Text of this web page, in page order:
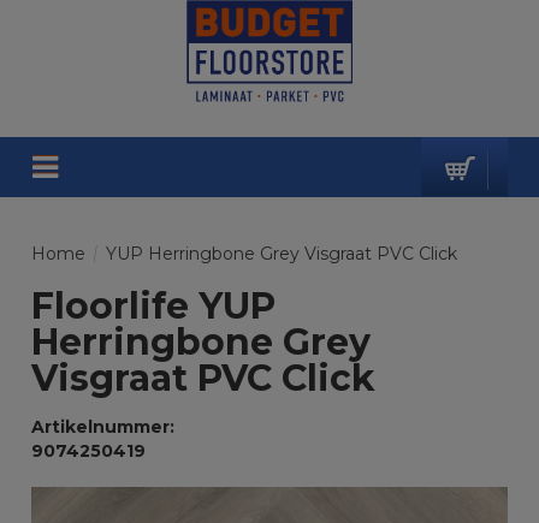
Home YUP Herringbone Grey Visgraat PVC Click
Floorlife YUP
Herringbone Grey
Visgraat PVC Click
Artikelnummer:
9074250419